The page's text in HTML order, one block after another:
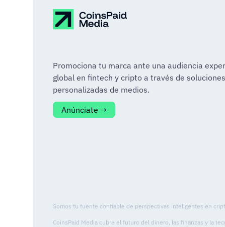
Promociona tu marca ante una audiencia
global en fintech y cripto a través de soluciones
personalizadas de medios.
Anúnciate →
Somos tu fuente confiable de perspectivas inteligentes en
CoinsPaid Media cubre el futuro del dinero, las finanzas y la